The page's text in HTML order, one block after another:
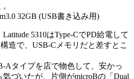
32GB (USB書き込み用)
5310はType-CでPD給電して
造で、USB-Cメモリだと差すとこ
Aタイプを店で物色して、安かっ
づいたが、片側がmicroBの「Dual